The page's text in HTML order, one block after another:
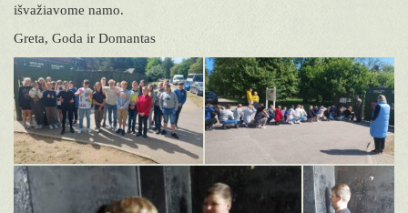
išvažiavome namo.
Greta, Goda ir Domantas